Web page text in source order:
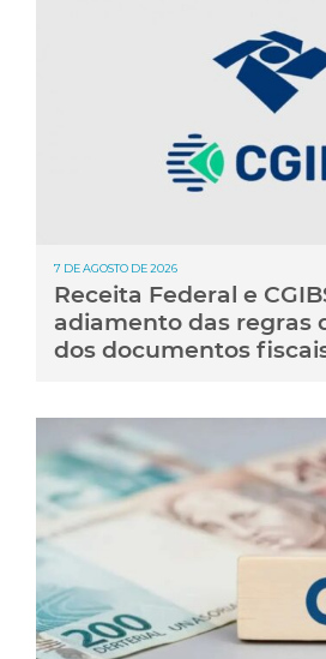
7 DE AGOSTO DE 2026
Receita Federal e
adiamento das regras
dos documentos